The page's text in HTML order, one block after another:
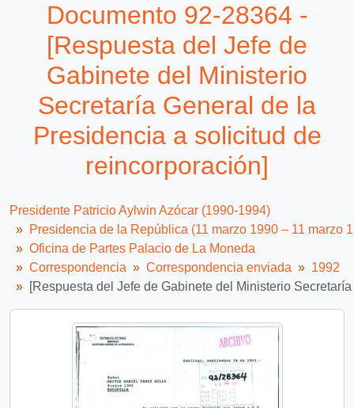
Documento 92-28368 - [Respuesta del Jefe de Gabinete del Ministerio Secretaría General de la Presidencia a solicitud de rehabilitación laboral]
795 más...
Documento 92-28364 -
[Respuesta del Jefe de
Gabinete del Ministerio
Secretaría General de la
Presidencia a solicitud de
reincorporación]
Presidente Patricio Aylwin Azócar (1990-1994)
Presidencia de la República (11 marzo 1990 – 11 marzo
Oficina de Partes Palacio de La Moneda
Correspondencia
Correspondencia enviada
1992
[Respuesta del Jefe de Gabinete del Ministerio